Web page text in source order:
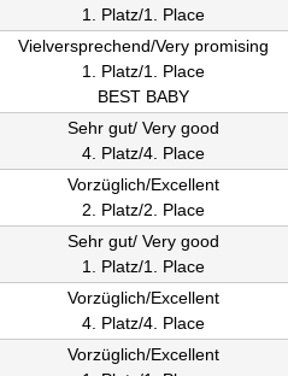
1. Platz/1. Place
Vielversprechend/Very promising
1. Platz/1. Place
BEST BABY
Sehr gut/ Very good
4. Platz/4. Place
Vorzüglich/Excellent
2. Platz/2. Place
Sehr gut/ Very good
1. Platz/1. Place
Vorzüglich/Excellent
4. Platz/4. Place
Vorzüglich/Excellent